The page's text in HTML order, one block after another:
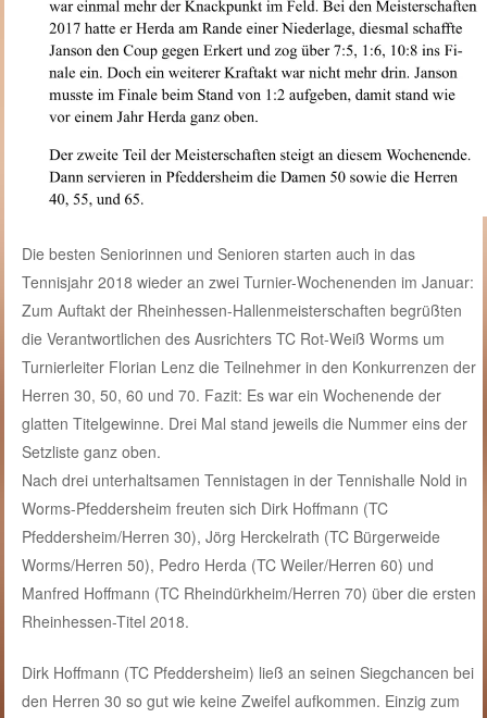
Die besten Seniorinnen und Senioren starten auch in das
Tennisjahr 2018 wieder an zwei Turnier-Wochenenden im Januar:
Zum Auftakt der Rheinhessen-Hallenmeisterschaften begrüßten
die Verantwortlichen des Ausrichters TC Rot-Weiß Worms um
Turnierleiter Florian Lenz die Teilnehmer in den Konkurrenzen der
Herren 30, 50, 60 und 70. Fazit: Es war ein Wochenende der
glatten Titelgewinne. Drei Mal stand jeweils die Nummer eins der
Setzliste ganz oben.
Nach drei unterhaltsamen Tennistagen in der Tennishalle Nold in
Worms-Pfeddersheim freuten sich Dirk Hoffmann (TC
Pfeddersheim/Herren 30), Jörg Herckelrath (TC Bürgerweide
Worms/Herren 50), Pedro Herda (TC Weiler/Herren 60) und
Manfred Hoffmann (TC Rheindürkheim/Herren 70) über die ersten
Rheinhessen-Titel 2018.
Dirk Hoffmann (TC Pfeddersheim) ließ an seinen Siegchancen bei
den Herren 30 so gut wie keine Zweifel aufkommen. Einzig zum